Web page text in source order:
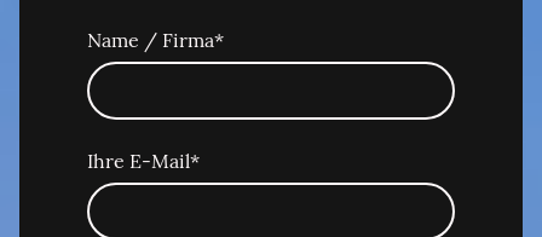
Name / Firma*
Ihre E-Mail*